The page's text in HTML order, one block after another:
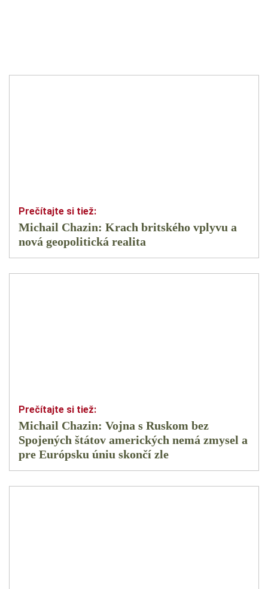
Michail Chazin: Krach britského vplyvu a
nová geopolitická realita
Michail Chazin: Vojna s Ruskom bez
Spojených štátov amerických nemá zmysel a
pre Európsku úniu skončí zle